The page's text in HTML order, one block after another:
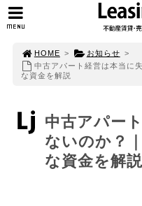
HOME > お知らせ >
中古アパート経営は本当に
な資金を解説
中古アパー
ないのか？
な資金を解説
MENU